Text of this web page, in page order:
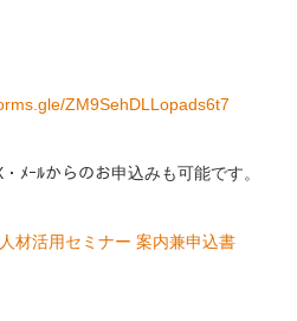
ZM9SehDLLopads6t7
ﾒｰﾙからのお申込みも可能です。
材活用セミナー 案内兼申込書